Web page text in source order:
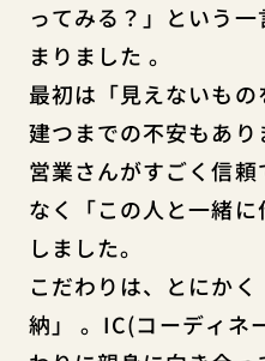
ってみる？」という
まりました。
最初は「見えないも
建つまでの不安もあり
営業さんがすごく信
なく「この人と一緒
しました。
こだわりは、とにか
納」。IC(コーディネ